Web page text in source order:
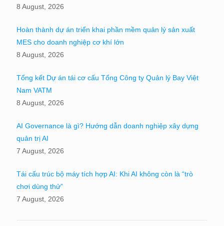
8 August, 2026
Hoàn thành dự án triển khai phần mềm quản lý sản xuất
MES cho doanh nghiệp cơ khí lớn
8 August, 2026
Tổng kết Dự án tái cơ cấu Tổng Công ty Quản lý Bay Việt
Nam VATM
8 August, 2026
AI Governance là gì? Hướng dẫn doanh nghiệp xây dựng
quản trị AI
7 August, 2026
Tái cấu trúc bộ máy tích hợp AI: Khi AI không còn là “trò
chơi dùng thử”
7 August, 2026